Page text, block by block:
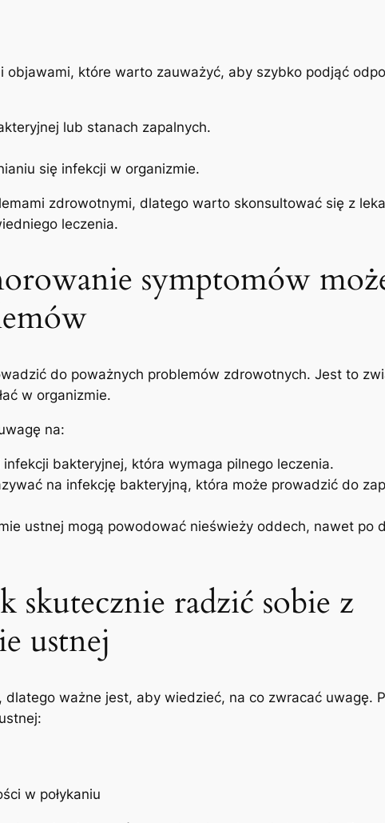
‍które ‌warto zauważyć, aby szybko podjąć
lub stanach zapalnych.
się infekcji w ⁤organizmie.
zdrowotnymi, dlatego⁣ warto skonsultować się⁢ z
leczenia.
symptomów⁤
do poważnych​ problemów zdrowotnych. Jest to
w organizmie.
na:
bakteryjnej, ⁣która wymaga‍ pilnego leczenia.
na infekcję bakteryjną, która może prowadzić do
ustnej mogą powodować nieświeży oddech, nawet ⁢po
skutecznie⁤ radzić sobie z‌
ustnej
ważne jest, aby wiedzieć, na co‍ zwracać uwagę.
w⁣ połykaniu